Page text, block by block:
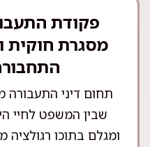
פקודת
מסגרת חוקית
תחום דיני
שבין המשפט לחיי
ומגלם בתוכו